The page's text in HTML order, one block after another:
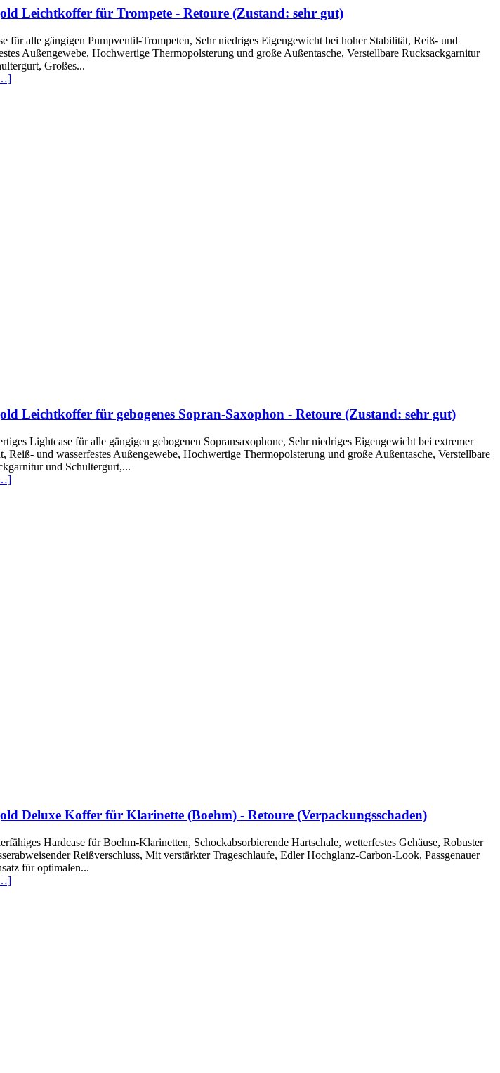
Leichtkoffer für Trompete - Retoure (Zustand: sehr gut)
für alle gängigen Pumpventil-Trompeten, Sehr niedriges Eigengewicht bei hoher Stabilität, Reiß- und
Außengewebe, Hochwertige Thermopolsterung und große Außentasche, Verstellbare Rucksackgarnitur
Großes...
Leichtkoffer für gebogenes Sopran-Saxophon - Retoure (Zustand: sehr gut)
Lightcase für alle gängigen gebogenen Sopransaxophone, Sehr niedriges Eigengewicht bei extremer
Reiß- und wasserfestes Außengewebe, Hochwertige Thermopolsterung und große Außentasche, Verstellbare
und Schultergurt,...
Deluxe Koffer für Klarinette (Boehm) - Retoure (Verpackungsschaden)
Hardcase für Boehm-Klarinetten, Schockabsorbierende Hartschale, wetterfestes Gehäuse, Robuster
Reißverschluss, Mit verstärkter Trageschlaufe, Edler Hochglanz-Carbon-Look, Passgenauer
für optimalen...